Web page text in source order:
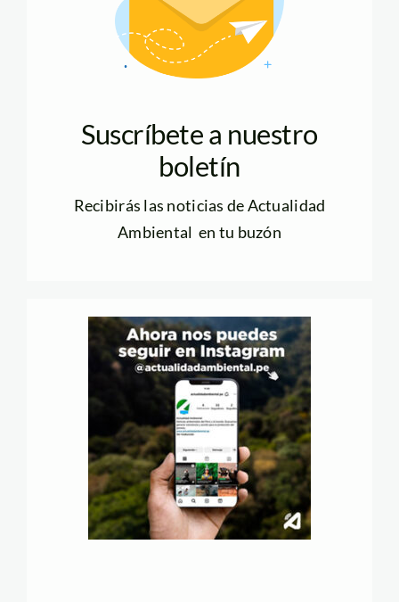
Suscríbete a nuestro
boletín
Recibirás las noticias de Actualidad
Ambiental en tu buzón